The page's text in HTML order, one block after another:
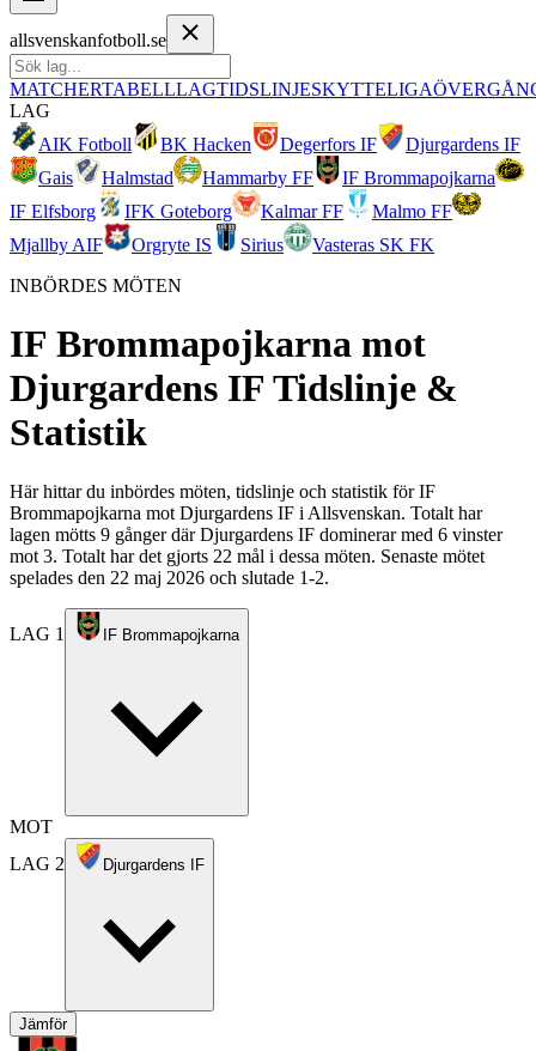
allsvenskanfotboll.se
MATCHERTABELLLAGTIDSLINJESKYTTELIGA
LAG
AIK Fotboll
BK Hacken Degerfors IF
Djurgardens IF
Gais
Halmstad Hammarby FF
IF Brommapojkarna
IF Elfsborg
IFK Goteborg Kalmar FF
Malmo FF
Mjallby AIF
Orgryte IS Sirius
Vasteras SK FK
INBÖRDES MÖTEN
IF Brommapojkarna mot
Djurgardens IF Tidslinje &
Statistik
Här hittar du inbördes möten, tidslinje och statistik för IF
Brommapojkarna mot Djurgardens IF i Allsvenskan. Totalt har
lagen mötts 9 gånger där Djurgardens IF dominerar med 6 vinster
mot 3. Totalt har det gjorts 22 mål i dessa möten. Senaste mötet
spelades den 22 maj 2026 och slutade 1-2.
LAG 1 IF Brommapojkarna
MOT
LAG 2
Djurgardens IF
Jämför